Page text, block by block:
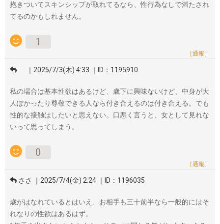
抱きついてスキンシップが取れてるなら、性行為なしで満たされ
てるのかもしれません。
1
［通報］
｜2025/7/3(木) 4:33 ｜ID：1195910
私の場合は基本性欲はあるけど、歳下に興味ないけど、中身が大
人ぽかったり尊敬できる人なら付き合えるのは付き合える。でも
性的な接触はしたいと思えない。口悪く言うと、女として見れな
いって思ってしまう。
0
［通報］
ささ ｜2025/7/4(金) 2:24 ｜ID：1196035
歳がはなれているとはいえ、お相手も三十前半なら一般的にはそ
れなりの性欲はあるはず。